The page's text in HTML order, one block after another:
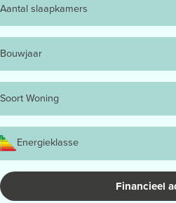
Aantal slaapkamers
Bouwjaar
Soort Woning
Energieklasse
Financieel